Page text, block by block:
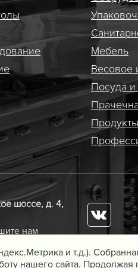
Мебель
Весовое
Посуда и
шоссе, д. 4,
нам
и т.д.).
нашего сайта. Продолжая